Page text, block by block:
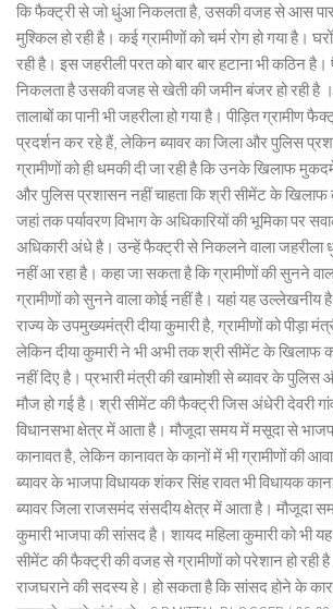
कि फैक्ट्री से जो धुंआ निकलता है, उसकी वजह से आस
मुश्किल हो रही है। कई ग्रामीणों को चर्म रोग हो गया है।
रही है। इस जहरीली परत को बार बार हटाना भी कठिन
निकलता है उसकी वजह से खेती की जमीन बंजर हो
तालाबों का पानी भी जहरीला हो गया है। पीड़ित ग्रामीण
प्रदर्शन कर रहे हैं, लेकिन ब्यावर का जिला और पुलिस
ग्रामीणों को ही धमकी दी जा रही है कि उनके खिलाफ
और पुलिस प्रशासन नहीं चाहता कि श्री सीमेंट के खिलाफ
जहां तक पर्यावरण विभाग के अधिकारियों की भूमिका पर
अधिकारी अंधे है। उन्हें फैक्ट्री से निकलने वाला
नहीं आ रहा है। कहा जा सकता है कि ग्रामीणों की सुनने
ग्रामीणों को सुनने वाला कोई नहीं है। यहां यह उल्लेखनीय है
राज्य के उपमुख्यमंत्री दीया कुमारी है, ग्रामीणों को पीड़ा
लेकिन दीया कुमारी ने भी अभी तक श्री सीमेंट के खिलाफ
नहीं दिए है। प्रभारी मंत्री की खामोशी से ब्यावर के
मौज हो गई है। श्री सीमेंट की फैक्ट्री जिस अंधेरी देवरी
विधानसभा क्षेत्र में आता है। मौजूदा समय में मसूदा से
कानावत है, लेकिन कानावत के कानों में भी ग्रामीणों की
ब्यावर के भाजपा विधायक शंकर सिंह रावत भी विधायक
ब्यावर जिला राजसमंद संसदीय क्षेत्र में आता है। मौजूदा
कुमारी भाजपा की सांसद है। शायद महिला कुमारी को भी यह
सीमेंट की फैक्ट्री की वजह से ग्रामीणों को परेशान हो रही है।
राजघराने की सदस्य हे। हो सकता है कि सांसद होने के कारण